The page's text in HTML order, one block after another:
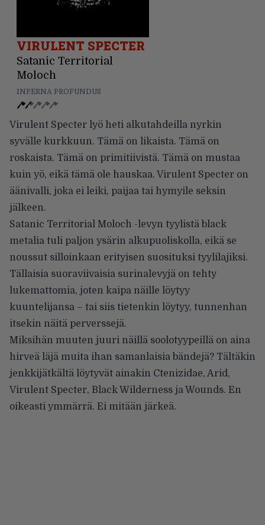
VIRULENT SPECTER
Satanic Territorial
Moloch
INFERNA PROFUNDUS
Virulent Specter lyö heti alkutahdeilla nyrkin
syvälle kurkkuun. Tämä on likaista. Tämä on
roskaista. Tämä on primitiivistä. Tämä on mustaa
kuin yö, eikä tämä ole hauskaa. Virulent Specter on
äänivalli, joka ei leiki, paijaa tai hymyile seksin
jälkeen.
Satanic Territorial Moloch -levyn tyylistä black
metalia tuli paljon ysärin alkupuoliskolla, eikä se
noussut silloinkaan erityisen suosituksi tyylilajiksi.
Tällaisia suoraviivaisia surinalevyjä on tehty
lukemattomia, joten kaipa näille löytyy
kuuntelijansa – tai siis tietenkin löytyy, tunnenhan
itsekin näitä perverssejä.
Miksihän muuten juuri näillä soolotyypeillä on aina
hirveä läjä muita ihan samanlaisia bändejä? Tältäkin
jenkkijätkältä löytyvät ainakin Ctenizidae, Arid,
Virulent Specter, Black Wilderness ja Wounds. En
oikeasti ymmärrä. Ei mitään järkeä.